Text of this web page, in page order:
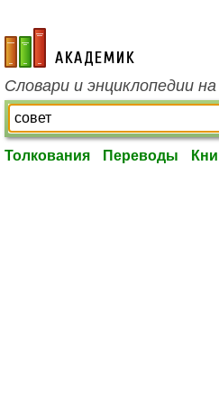
academic.ru
Словари и энциклопедии
Толкования Переводы